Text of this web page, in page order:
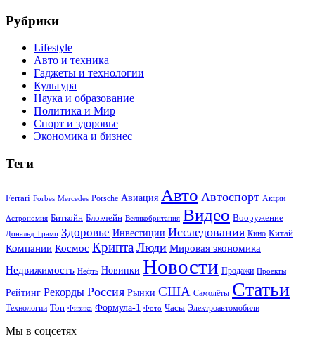
Рубрики
Lifestyle
Авто и техника
Гаджеты и технологии
Культура
Наука и образование
Политика и Мир
Спорт и здоровье
Экономика и бизнес
Теги
Ferrari Forbes Mercedes Porsche Авиация Авто Автоспорт Акции
Астрономия Биткойн Блокчейн Великобритания Видео Вооружение
Дональд Трамп Здоровье Инвестиции Исследования Кино Китай
Компании Космос Крипта Люди Мировая экономика
Недвижимость Нефть Новинки Новости Продажи Проекты
Рейтинг Рекорды Россия Рынки США Самолёты Статьи
Технологии Топ Физика Формула-1 Фото Часы Электроавтомобили
Мы в соцсетях